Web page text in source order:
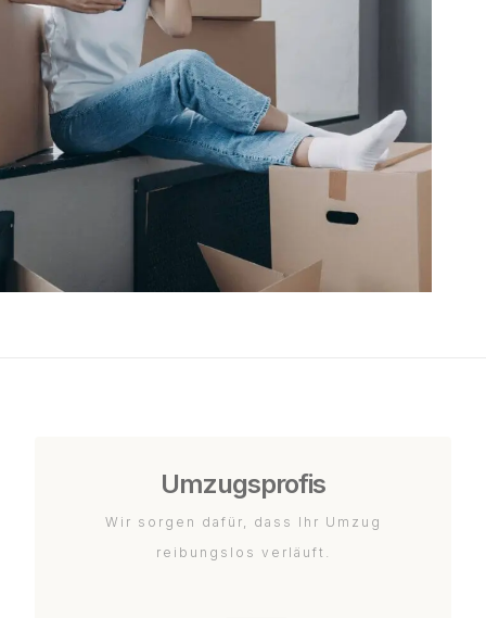
Umzugsprofis
Wir sorgen dafür, dass Ihr Umzug
reibungslos verläuft.